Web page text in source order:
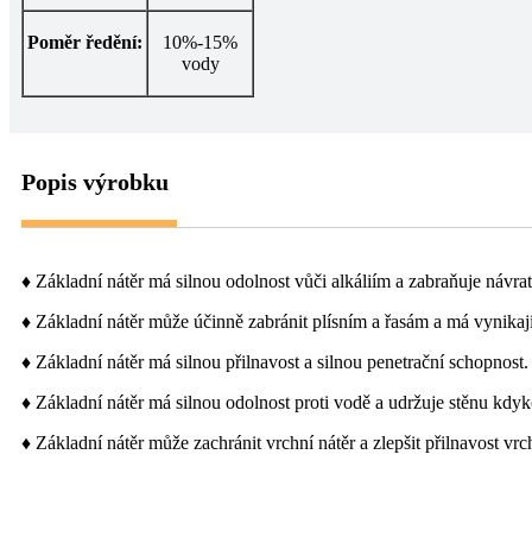
Poměr ředění:
10%-15%
vody
Popis výrobku
♦ Základní nátěr má silnou odolnost vůči alkáliím a zabraňuje
♦ Základní nátěr může účinně zabránit plísním a řasám a má
♦ Základní nátěr má silnou přilnavost a silnou penetrační schopnost.
♦ Základní nátěr má silnou odolnost proti vodě a udržuje stěnu
♦ Základní nátěr může zachránit vrchní nátěr a zlepšit přilnavost